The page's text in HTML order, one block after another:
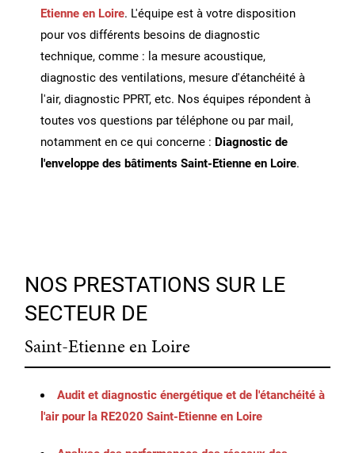
Etienne en Loire. L'équipe est à votre disposition
pour vos différents besoins de diagnostic
technique, comme : la mesure acoustique,
diagnostic des ventilations, mesure d'étanchéité à
l'air, diagnostic PPRT, etc. Nos équipes répondent à
toutes vos questions par téléphone ou par mail,
notamment en ce qui concerne : Diagnostic de
l'enveloppe des bâtiments Saint-Etienne en Loire.
NOS PRESTATIONS SUR LE
SECTEUR DE
Saint-Etienne en Loire
Audit et diagnostic énergétique et de l'étanchéité à
l'air pour la RE2020 Saint-Etienne en Loire